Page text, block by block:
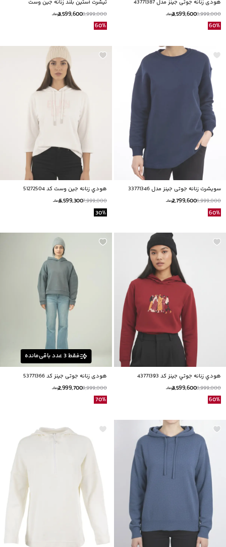
هودی زنانه جوتی جینز مدل 43771387
8,999,000
3,599,600تومانــ
60%
تیشرت آستین بلند زنانه جین وست
Jeanswest کد 44271026
8,999,000
3,599,600تومانــ
60%
سویشرت زنانه جوتی جینز مدل 33771346
6,999,000
2,799,600تومانــ
60%
هودي زنانه جين وست كد 51272504
7,999,000
5,599,300تومانــ
30%
هودي زنانه جوتي جينز كد 43771393
8,999,000
3,599,600تومانــ
60%
فقط3عدد باقی‌مانده
هودی زنانه جوتی جینز کد 53771366
9,999,000
2,999,700تومانــ
70%